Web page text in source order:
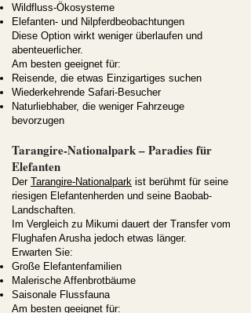
Wildfluss-Ökosysteme
Elefanten- und Nilpferdbeobachtungen
Diese Option wirkt weniger überlaufen und
abenteuerlicher.
Am besten geeignet für:
Reisende, die etwas Einzigartiges suchen
Wiederkehrende Safari-Besucher
Naturliebhaber, die weniger Fahrzeuge
bevorzugen
Tarangire-Nationalpark – Paradies für
Elefanten
Der Tarangire-Nationalpark ist berühmt für seine
riesigen Elefantenherden und seine Baobab-
Landschaften.
Im Vergleich zu Mikumi dauert der Transfer vom
Flughafen Arusha jedoch etwas länger.
Erwarten Sie:
Große Elefantenfamilien
Malerische Affenbrotbäume
Saisonale Flussfauna
Am besten geeignet für: